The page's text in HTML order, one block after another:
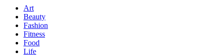
Art
Beauty
Fashion
Fitness
Food
Life